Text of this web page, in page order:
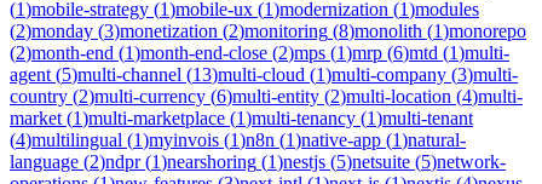
(1)mobile-strategy (1)mobile-ux (1)modernization (1)modules
(2)monday (3)monetization (2)monitoring (8)monolith (1)monorepo
(2)month-end (1)month-end-close (2)mps (1)mrp (6)mtd (1)multi-
agent (5)multi-channel (13)multi-cloud (1)multi-company (3)multi-
country (2)multi-currency (6)multi-entity (2)multi-location (4)multi-
market (1)multi-marketplace (1)multi-tenancy (1)multi-tenant
(4)multilingual (1)myinvois (1)n8n (1)native-app (1)natural-
language (2)ndpr(1)nearshoring (1)nestjs (5)netsuite (5)network-